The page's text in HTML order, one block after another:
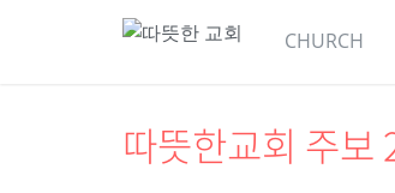
CHURCH
공지사항 온기교회게
따뜻한교회 주보